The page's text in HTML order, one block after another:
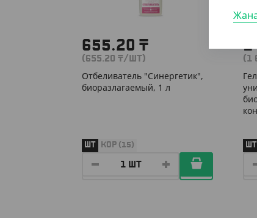
655.20 ₸
(655.20 ₸/ШТ)
Отбеливатель "Синергетик",
биоразлагаемый, 1 л
ШТ КОР (15)
1
(1
ШТ